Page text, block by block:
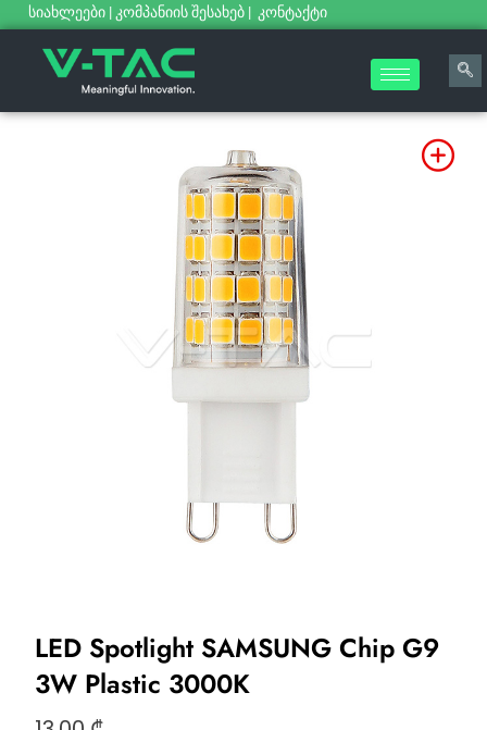
სიახლეები | კომპანიის შესახებ | კონტაქტი
LED Spotlight SAMSUNG Chip G9
3W Plastic 3000K